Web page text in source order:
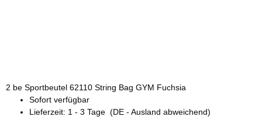
2 be Sportbeutel 62110 String Bag GYM Fuchsia
Sofort verfügbar
Lieferzeit: 1 - 3 Tage (DE - Ausland abweichend)